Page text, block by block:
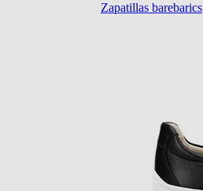
Zapatillas barebarics